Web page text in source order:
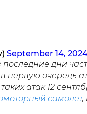
September 14,
дни
в первую очередь
атак 12
самолет,